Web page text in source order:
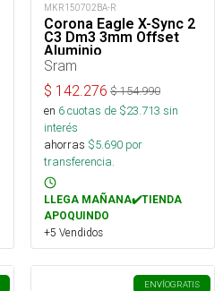
MKR150702BA-R
Corona Eagle X-Sync 2
C3 Dm3 3mm Offset
Aluminio
Sram
$ 142.276 $154.990
en 6cuotas de $23.713 sin
interés
ahorras $5.690 por
transferencia.
LLEGA MAÑANA✔️TIENDA
APOQUINDO
+5 Vendidos
ENVÍOGRATIS